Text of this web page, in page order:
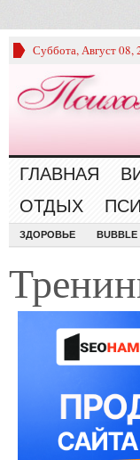
Суббота, Август 08,
ГЛАВНАЯ
ОТДЫХ
ЗДОРОВЬЕ BUBBLE